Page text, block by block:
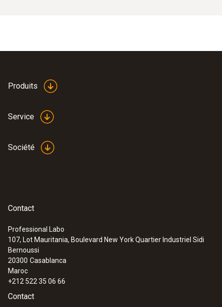
Produits
Service
Société
Contact
Professional Labo
107, Lot Mauritania, Boulevard New York Quartier Industriel Sidi
Bernoussi
20300 Casablanca
Maroc
+212 522 35 06 66
Contact